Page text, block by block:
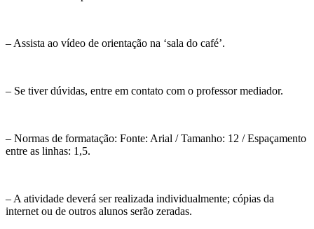
– Assista ao vídeo de orientação na ‘sala do café’.
– Se tiver dúvidas, entre em contato com o professor mediador.
– Normas de formatação: Fonte: Arial / Tamanho: 12 / Espaçamento
entre as linhas: 1,5.
– A atividade deverá ser realizada individualmente; cópias da
internet ou de outros alunos serão zeradas.